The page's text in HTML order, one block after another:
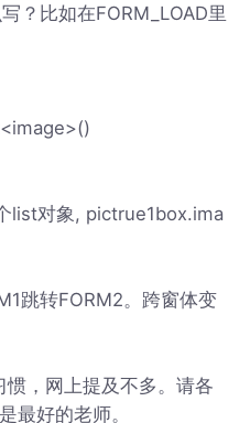
？比如在FORM_LOAD里
list对象, pictrue1box.ima
跳转FORM2。跨窗体变
，网上提及不多。请各
最好的老师。